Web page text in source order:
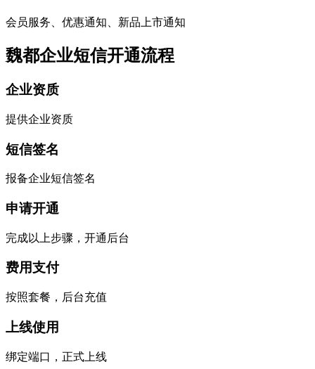
会员服务、优惠通知、新品上市通知
魏都企业短信开通流程
企业资质
提供企业资质
短信签名
报备企业短信签名
申请开通
完成以上步骤，开通后台
费用支付
按照套餐，后台充值
上线使用
绑定端口，正式上线